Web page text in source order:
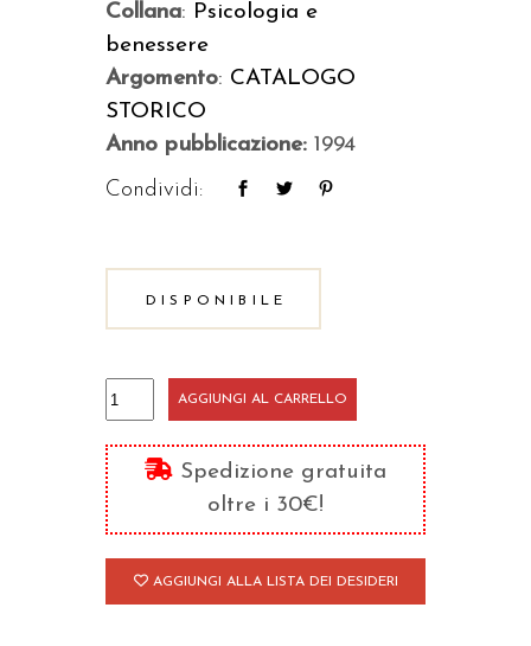
Collana: Psicologia e
benessere
Argomento: CATALOGO
STORICO
Anno pubblicazione: 1994
Condividi:
DISPONIBILE
Psicologia
della
vita
coniugale
quantità
AGGIUNGI AL CARRELLO
Spedizione gratuita
oltre i 30€!
AGGIUNGI ALLA LISTA DEI DESIDERI